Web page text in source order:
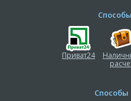
Приват24
Способы